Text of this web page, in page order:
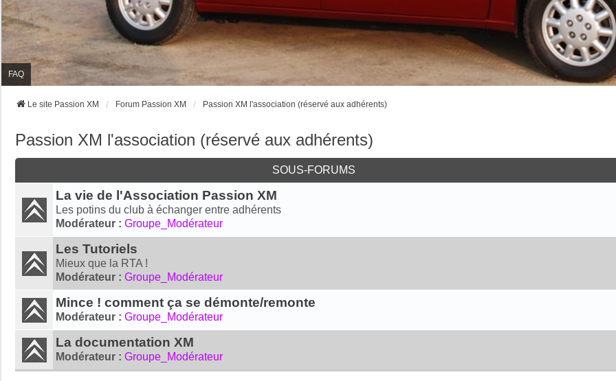
FAQ
Le site Passion XM Forum Passion XM Passion XM l'association (réservé aux adhérents)
Passion XM l'association (réservé aux adhérents)
SOUS-FORUMS
La vie de l'Association Passion XM
Les potins du club à échanger entre adhérents
Modérateur : Groupe_Modérateur
Les Tutoriels
Mieux que la RTA !
Modérateur : Groupe_Modérateur
Mince ! comment ça se démonte/remonte
Modérateur : Groupe_Modérateur
La documentation XM
Modérateur : Groupe_Modérateur